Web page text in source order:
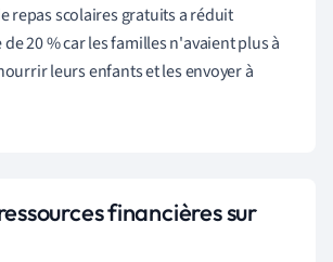
repas scolaires gratuits a réduit
20 % car les familles n'avaient plus à
leurs enfants et les envoyer à
financières sur